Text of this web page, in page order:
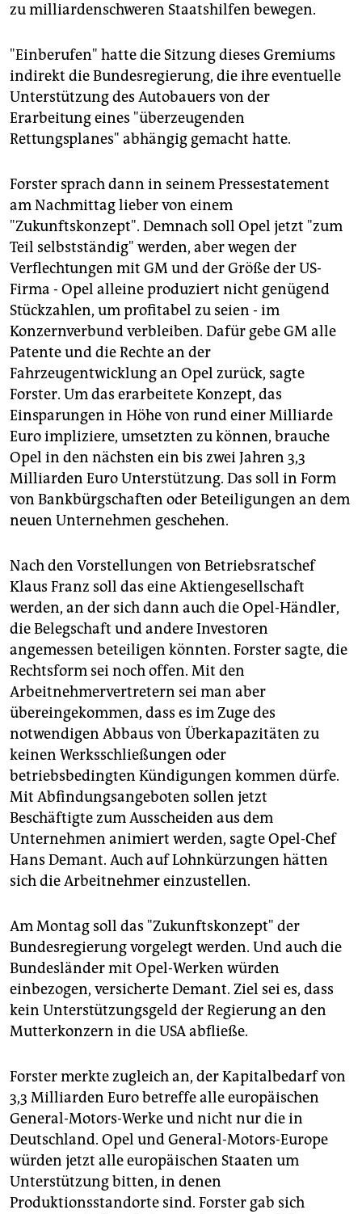
zu milliardenschweren Staatshilfen bewegen.
"Einberufen" hatte die Sitzung dieses Gremiums
indirekt die Bundesregierung, die ihre eventuelle
Unterstützung des Autobauers von der
Erarbeitung eines "überzeugenden
Rettungsplanes" abhängig gemacht hatte.
Forster sprach dann in seinem Pressestatement
am Nachmittag lieber von einem
"Zukunftskonzept". Demnach soll Opel jetzt "zum
Teil selbstständig" werden, aber wegen der
Verflechtungen mit GM und der Größe der US-
Firma - Opel alleine produziert nicht genügend
Stückzahlen, um profitabel zu seien - im
Konzernverbund verbleiben. Dafür gebe GM alle
Patente und die Rechte an der
Fahrzeugentwicklung an Opel zurück, sagte
Forster. Um das erarbeitete Konzept, das
Einsparungen in Höhe von rund einer Milliarde
Euro impliziere, umsetzten zu können, brauche
Opel in den nächsten ein bis zwei Jahren 3,3
Milliarden Euro Unterstützung. Das soll in Form
von Bankbürgschaften oder Beteiligungen an dem
neuen Unternehmen geschehen.
Nach den Vorstellungen von Betriebsratschef
Klaus Franz soll das eine Aktiengesellschaft
werden, an der sich dann auch die Opel-Händler,
die Belegschaft und andere Investoren
angemessen beteiligen könnten. Forster sagte, die
Rechtsform sei noch offen. Mit den
Arbeitnehmervertretern sei man aber
übereingekommen, dass es im Zuge des
notwendigen Abbaus von Überkapazitäten zu
keinen Werksschließungen oder
betriebsbedingten Kündigungen kommen dürfe.
Mit Abfindungsangeboten sollen jetzt
Beschäftigte zum Ausscheiden aus dem
Unternehmen animiert werden, sagte Opel-Chef
Hans Demant. Auch auf Lohnkürzungen hätten
sich die Arbeitnehmer einzustellen.
Am Montag soll das "Zukunftskonzept" der
Bundesregierung vorgelegt werden. Und auch die
Bundesländer mit Opel-Werken würden
einbezogen, versicherte Demant. Ziel sei es, dass
kein Unterstützungsgeld der Regierung an den
Mutterkonzern in die USA abfließe.
Forster merkte zugleich an, der Kapitalbedarf von
3,3 Milliarden Euro betreffe alle europäischen
General-Motors-Werke und nicht nur die in
Deutschland. Opel und General-Motors-Europe
würden jetzt alle europäischen Staaten um
Unterstützung bitten, in denen
Produktionsstandorte sind. Forster gab sich